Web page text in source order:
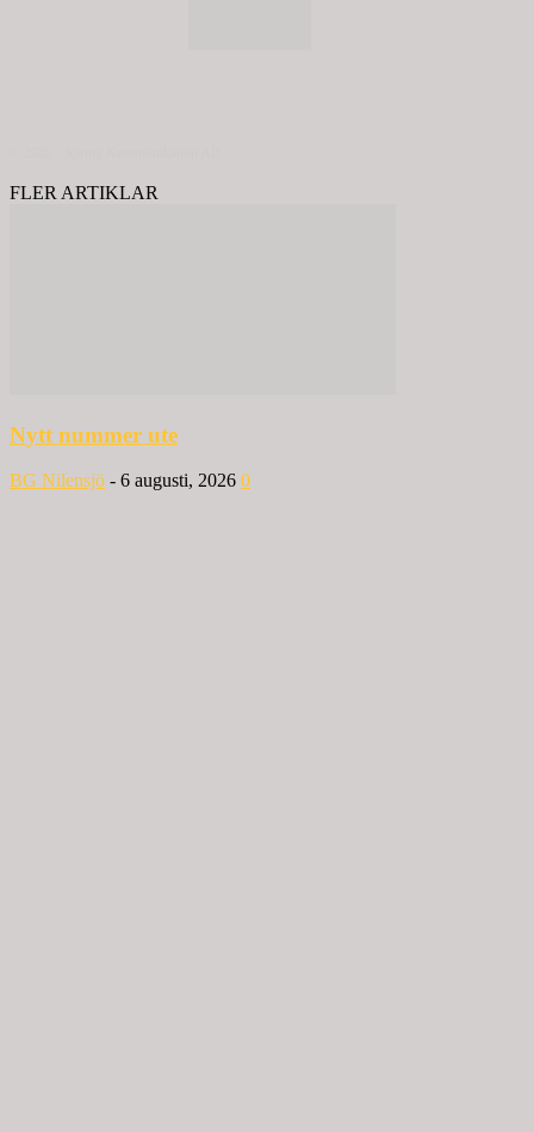
FLER ARTIKLAR
Nytt nummer ute
BG Nilensjö - 6 augusti, 2026 0